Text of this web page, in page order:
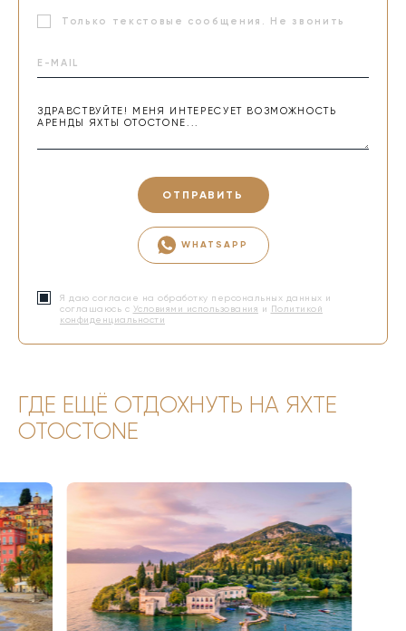
Только текстовые сообщения. Не звонить
ОТПРАВИТЬ
WHATSAPP
Я даю согласие на обработку персональных данных и
соглашаюсь с Условиями использования и Политикой
конфиденциальности
ГДЕ ЕЩЁ ОТДОХНУТЬ НА ЯХТЕ
OTOCTONE